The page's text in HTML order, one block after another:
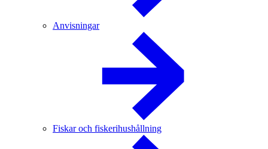
Anvisningar
Fiskar och fiskerihushållning